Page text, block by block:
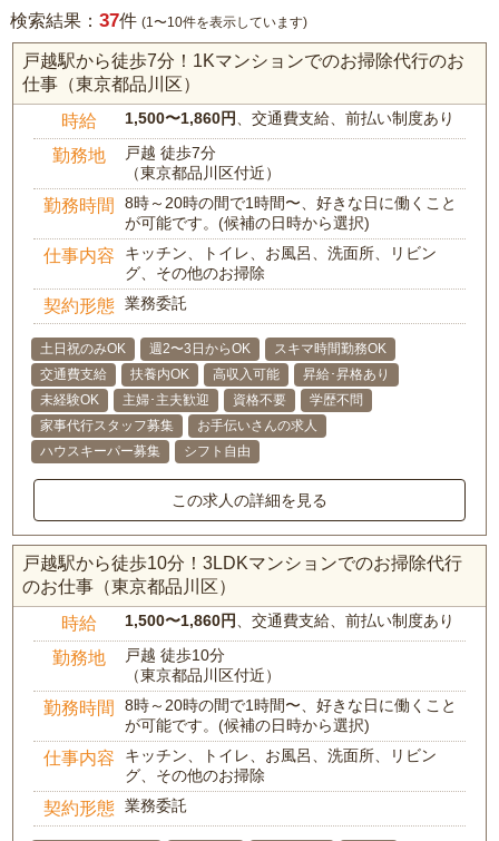
検索結果： 37件 (1〜10件を表示しています)
戸越駅から徒歩7分！1Kマンションでのお掃除代行のお
仕事（東京都品川区）
時給 1,500〜1,860円 、交通費支給、前払い制度あり
勤務地
戸越 徒歩7分
（東京都品川区付近）
勤務時間
8時～20時の間で1時間〜、好きな日に働くこと
が可能です。(候補の日時から選択)
仕事内容
キッチン、トイレ、お風呂、洗面所、リビン
グ、その他のお掃除
契約形態 業務委託
土日祝のみOK 週2〜3日からOK
スキマ時間勤務OK
交通費支給
扶養内OK 高収入可能
昇給･昇格あり
未経験OK
主婦･主夫歓迎 資格不要
学歴不問
家事代行スタッフ募集
お手伝いさんの求人
ハウスキーパー募集
シフト自由
この求人の詳細を見る
戸越駅から徒歩10分！3LDKマンションでのお掃除代行
のお仕事（東京都品川区）
時給 1,500〜1,860円 、交通費支給、前払い制度あり
勤務地
戸越 徒歩10分
（東京都品川区付近）
勤務時間
8時～20時の間で1時間〜、好きな日に働くこと
が可能です。(候補の日時から選択)
仕事内容
キッチン、トイレ、お風呂、洗面所、リビン
グ、その他のお掃除
契約形態 業務委託